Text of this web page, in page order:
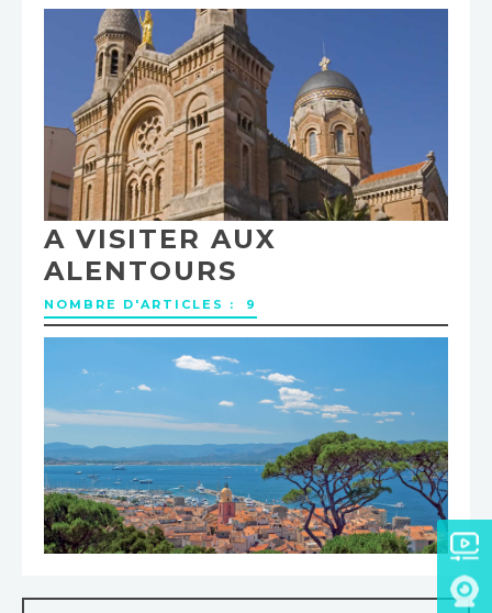
A VISITER AUX
ALENTOURS
NOMBRE D'ARTICLES : 9